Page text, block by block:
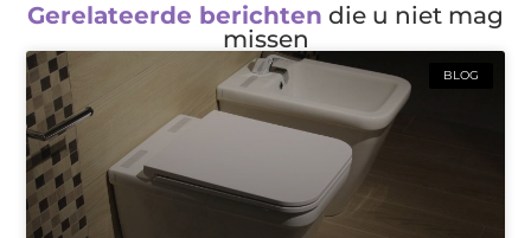
Gerelateerde berichten die u niet mag
missen
BLOG